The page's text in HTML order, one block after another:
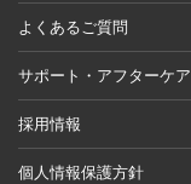
よくあるご質問
サポート・アフターケア
採用情報
個人情報保護方針